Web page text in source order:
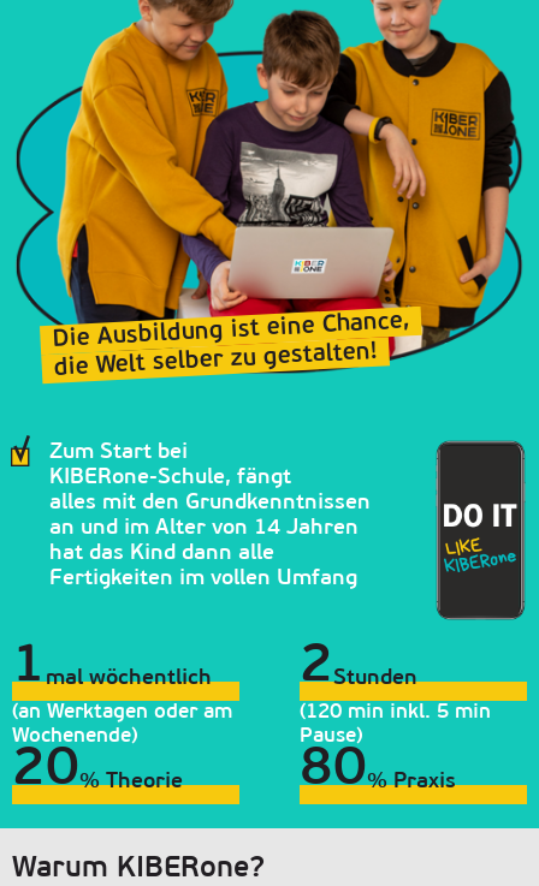
Die Ausbildung ist eine Chance,
die Welt selber zu gestalten!
Zum Start bei
KIBERone-Schule, fängt
alles mit den Grundkenntnissen
an und im Alter von 14 Jahren
hat das Kind dann alle
Fertigkeiten im vollen Umfang
1mal wöchentlich
(an Werktagen oder am
Wochenende)
2Stunden
(120 min inkl. 5 min
Pause)
20% Theorie 80% Praxis
Warum KIBERone?